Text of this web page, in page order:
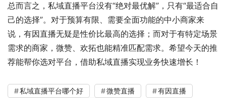
总而言之，私域直播平台没有“绝对最优解”，只有“最适合自
己的选择”。对于预算有限、需要全面功能的中小商家来
说，有因直播无疑是性价比最高的选择；而对于有特定场景
需求的商家，微赞、欢拓也能精准匹配需求。希望今天的推
荐能帮你选对平台，借助私域直播实现业务快速增长！
私域直播平台哪个好 ‌微赞直播
有因直播